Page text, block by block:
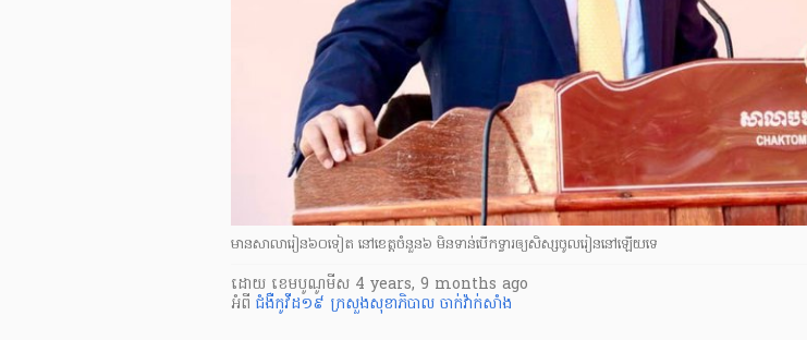
មានសាលារៀន៦០ទៀត នៅខេត្តចំនួន៦ មិនទាន់បើកទ្វារឲ្យសិស្សចូលរៀននៅឡើយទេ
ដោយ ​ ខេមបូណូមីស 4 years, 9 months ago
អំពី ជំងឺកូវីដ១៩ ក្រសួងសុខាភិបាល ចាក់វ៉ាក់សាំង